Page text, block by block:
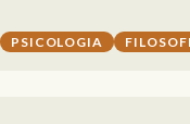
PSICOLOGIA